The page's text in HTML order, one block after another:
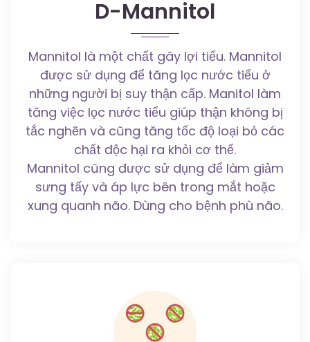
D-Mannitol
Mannitol là một chất gây lợi tiểu. Mannitol
được sử dụng để tăng lọc nước tiểu ở
những người bị suy thận cấp. Manitol làm
tăng việc lọc nước tiểu giúp thận không bị
tắc nghẽn và cũng tăng tốc độ loại bỏ các
chất độc hại ra khỏi cơ thể.
Mannitol cũng được sử dụng để làm giảm
sưng tấy và áp lực bên trong mắt hoặc
xung quanh não. Dùng cho bệnh phù não.